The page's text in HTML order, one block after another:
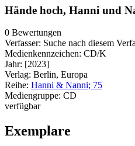
Hände hoch, Hanni und
0 Bewertungen
Verfasser: Suche nach diesem
Medienkennzeichen: CD/K
Jahr: [2023]
Verlag: Berlin, Europa
Reihe: Hanni & Nanni; 75
Mediengruppe: CD
verfügbar
Exemplare